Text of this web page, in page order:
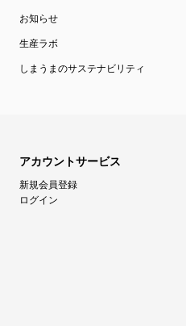
お知らせ
生産ラボ
しまうまのサステナビリティ
アカウントサービス
新規会員登録
ログイン